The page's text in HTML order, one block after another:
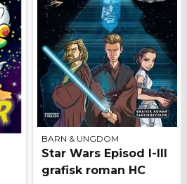
BARN & UNGDOM
Star Wars Episod I-III
grafisk roman HC